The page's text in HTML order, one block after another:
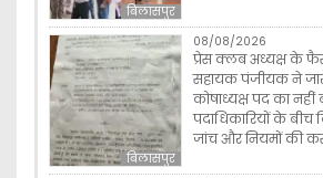
बिलासपुर
बिलासपुर
08/08/2026
प्रेस क्लब अध्यक्ष के
सहायक पंजीयक ने
कोषाध्यक्ष पद का
पदाधिकारियों के बीच
जांच और नियमों की